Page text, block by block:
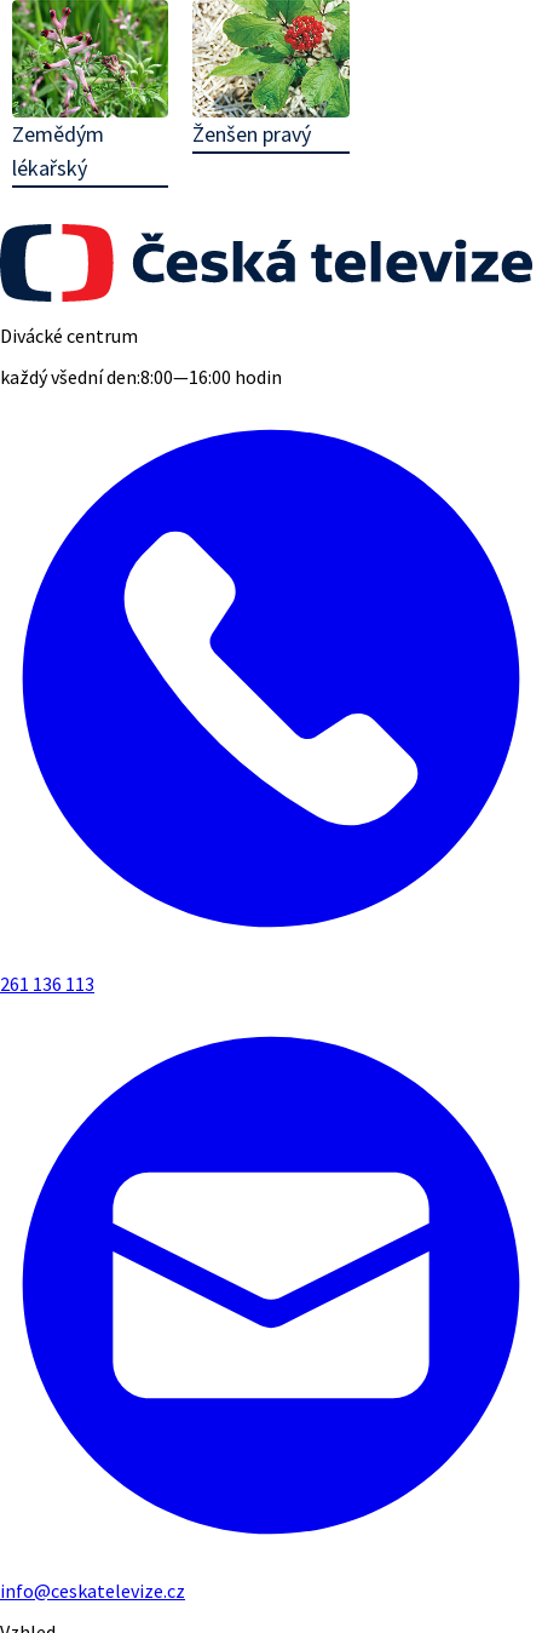
Zemědým
lékařský
Ženšen pravý